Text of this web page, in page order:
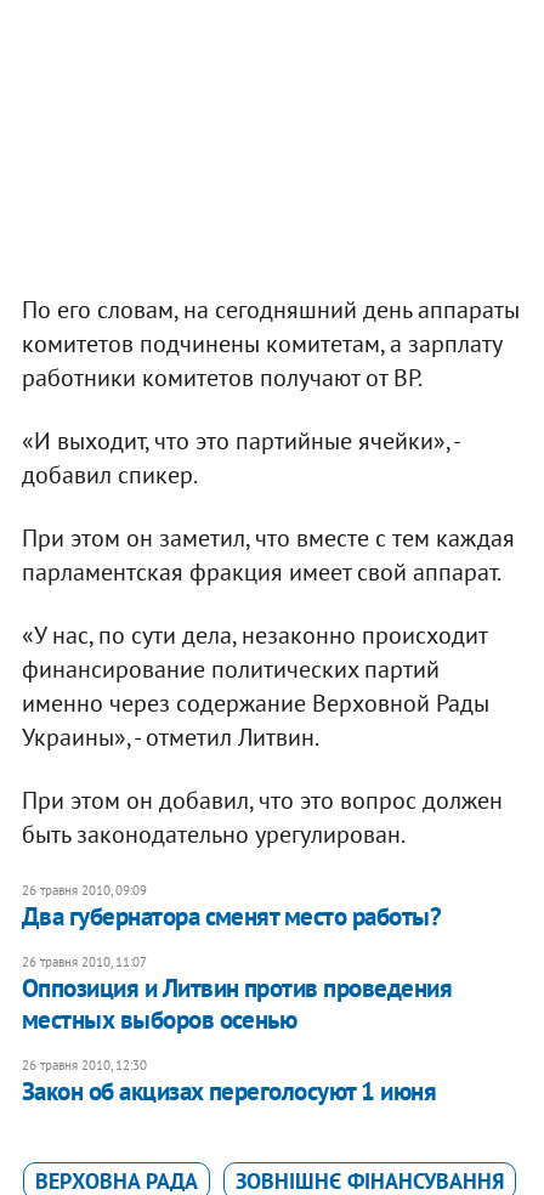
По его словам, на сегодняшний день аппараты
комитетов подчинены комитетам, а зарплату
работники комитетов получают от ВР.
«И выходит, что это партийные ячейки», -
добавил спикер.
При этом он заметил, что вместе с тем каждая
парламентская фракция имеет свой аппарат.
«У нас, по сути дела, незаконно происходит
финансирование политических партий
именно через содержание Верховной Рады
Украины», - отметил Литвин.
При этом он добавил, что это вопрос должен
быть законодательно урегулирован.
26 травня 2010, 09:09
Два губернатора сменят место работы?
26 травня 2010, 11:07
Оппозиция и Литвин против проведения
местных выборов осенью
26 травня 2010, 12:30
Закон об акцизах переголосуют 1 июня
ВЕРХОВНА РАДА ЗОВНІШНЄ ФІНАНСУВАННЯ